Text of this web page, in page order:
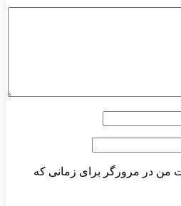
من در مرورگر برای زمانی که